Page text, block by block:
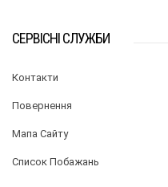
СЕРВІСНІ СЛУЖБИ
Контакти
Повернення
Мапа Сайту
Список Побажань